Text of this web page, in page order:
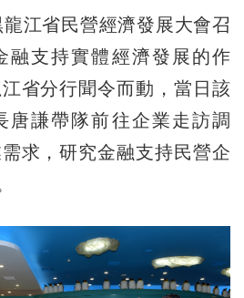
省民營經濟發展大會召
融支持實體經濟發展的作
省分行聞令而動，當日該
唐謙帶隊前往企業走訪調
求，研究金融支持民營企